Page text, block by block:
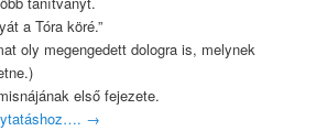
a Tóra köré.”
oly megengedett dologra is, melynek
első fejezete.
→